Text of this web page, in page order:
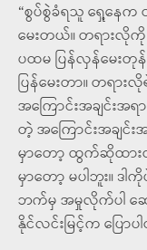
“စွပ်စွဲခံရသူ ရှေ့နေက
မေးတယ်။ တရားလိုကို
ပထမ ပြန်လှန်မေးတု
ပြန်မေးတာ။ တရာ
အကြောင်းအချင်းအ
တဲ့ အကြောင်းအချင်း
မှာတော့ ထွက်ဆိုထာ
မှာတော့ မပါဘူး။ ဒ
ဘက်မှ အမှုလိုက်ပါ ဆ
နိုင်လင်းမြင့်က ပြော